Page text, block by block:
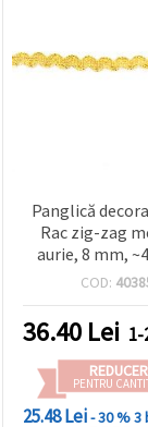
Panglică
Rac zig-zag
aurie, 8 mm,
COD:
36.40 Lei
PENTRU
25.48 Lei- 30 %3